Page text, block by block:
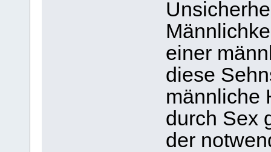
einer
diese
männliche
durch Sex
der